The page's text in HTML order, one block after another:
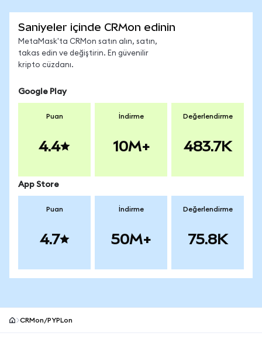
Saniyeler içinde CRMon edinin
MetaMask'ta CRMon satın alın, satın,
takas edin ve değiştirin. En güvenilir
kripto cüzdanı.
Google Play
Puan
4.4
İndirme
10M+
Değerlendirme
483.7K
App Store
Puan
4.7
İndirme
50M+
Değerlendirme
75.8K
CRMon/PYPLon